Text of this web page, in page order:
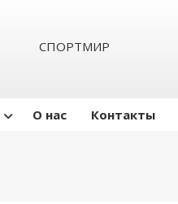
СПОРТМИР
О нас Контакты